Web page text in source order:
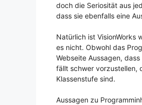
doch die Seriosität aus
dass sie ebenfalls eine
Natürlich ist VisionWorks
es nicht. Obwohl das
Webseite Aussagen,
fällt schwer vorzustellen,
Klassenstufe sind.
Aussagen zu